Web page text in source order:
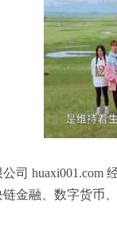
司
金融、数字货